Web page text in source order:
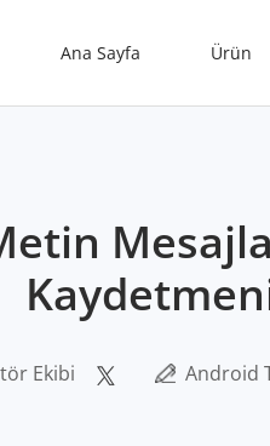
Ana Sayfa Ürün
Ekibi Android